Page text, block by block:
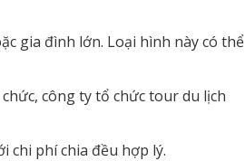
gia đình lớn. Loại hình này có thể
công ty tổ chức tour du lịch
chi phí chia đều hợp lý.